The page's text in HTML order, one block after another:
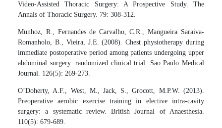
Video-Assisted Thoracic Surgery: A Prospective Study. The
Annals of Thoracic Surgery. 79: 308-312.
Munhoz, R., Fernandes de Carvalho, C.R., Mangueira Saraiva-
Romanholo, B., Vieira, J.E. (2008). Chest physiotherapy during
immediate postoperative period among patients undergoing upper
abdominal surgery: randomized clinical trial. Sao Paulo Medical
Journal. 126(5): 269-273.
O’Doherty, A.F., West, M., Jack, S., Grocott, M.P.W. (2013).
Preoperative aerobic exercise training in elective intra-cavity
surgery: a systematic review. British Journal of Anaesthesia.
110(5): 679-689.